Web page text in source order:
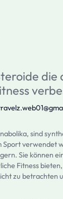
die
sind
Sport verwendet
Sie können
Fitness
zu betrachten